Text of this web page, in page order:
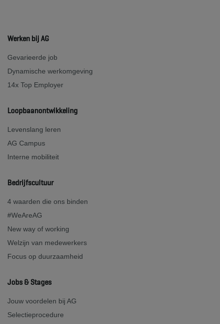
Werken bij AG
Gevarieerde job
Dynamische werkomgeving
14x Top Employer
Loopbaanontwikkeling
Levenslang leren
AG Campus
Interne mobiliteit
Bedrijfscultuur
4 waarden die ons binden
#WeAreAG
New way of working
Welzijn van medewerkers
Focus op duurzaamheid
Jobs & Stages
Jouw voordelen bij AG
Selectieprocedure